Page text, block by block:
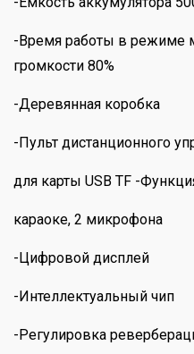
-Время работы в режиме
громкости 80%
-Деревянная коробка
-Пульт дистанционного
для карты USB TF -
караоке, 2 микрофона
-Цифровой дисплей
-Интеллектуальный чип
-Регулировка